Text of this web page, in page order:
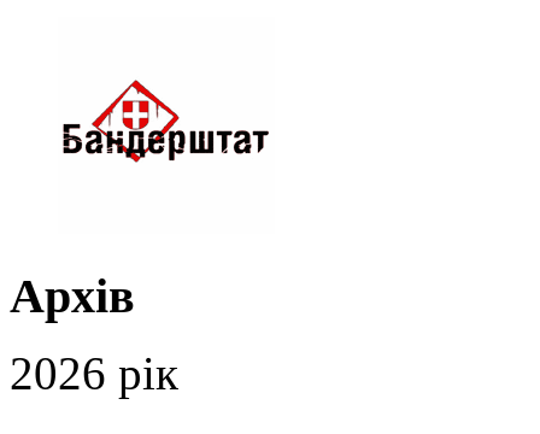
Архів
2026 рік